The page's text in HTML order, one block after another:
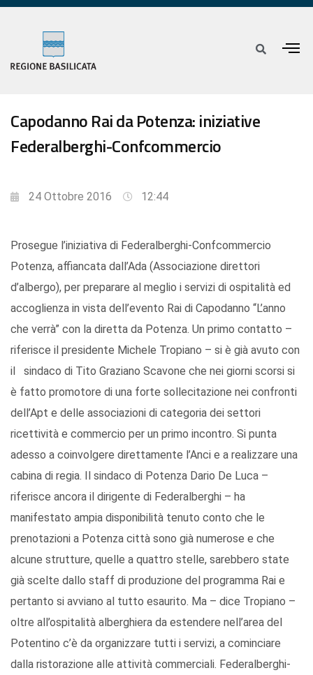
Capodanno Rai da Potenza: iniziative
Federalberghi-Confcommercio
24 Ottobre 2016 12:44
Prosegue l’iniziativa di Federalberghi-Confcommercio
Potenza, affiancata dall’Ada (Associazione direttori
d’albergo), per preparare al meglio i servizi di ospitalità ed
accoglienza in vista dell’evento Rai di Capodanno “L’anno
che verrà” con la diretta da Potenza. Un primo contatto –
riferisce il presidente Michele Tropiano – si è già avuto con
il sindaco di Tito Graziano Scavone che nei giorni scorsi si
è fatto promotore di una forte sollecitazione nei confronti
dell’Apt e delle associazioni di categoria dei settori
ricettività e commercio per un primo incontro. Si punta
adesso a coinvolgere direttamente l’Anci e a realizzare una
cabina di regia. Il sindaco di Potenza Dario De Luca –
riferisce ancora il dirigente di Federalberghi – ha
manifestato ampia disponibilità tenuto conto che le
prenotazioni a Potenza città sono già numerose e che
alcune strutture, quelle a quattro stelle, sarebbero state
già scelte dallo staff di produzione del programma Rai e
pertanto si avviano al tutto esaurito. Ma – dice Tropiano –
oltre all’ospitalità alberghiera da estendere nell’area del
Potentino c’è da organizzare tutti i servizi, a cominciare
dalla ristorazione alle attività commerciali. Federalberghi-